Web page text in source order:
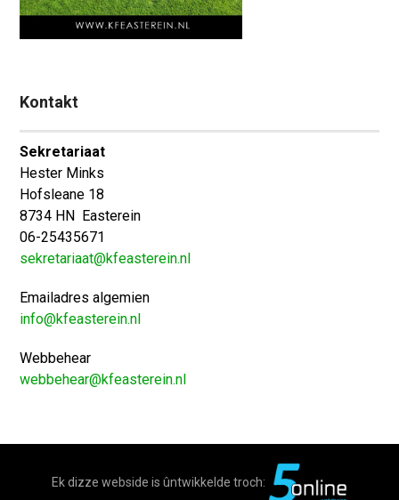
Kontakt
Sekretariaat
Hester Minks
Hofsleane 18
8734 HN Easterein
06-25435671
sekretariaat@kfeasterein.nl
Emailadres algemien
info@kfeasterein.nl
Webbehear
webbehear@kfeasterein.nl
Ek dizze webside is ûntwikkelde troch: